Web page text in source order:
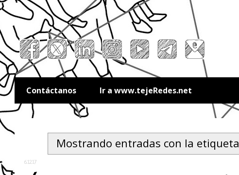
Contáctanos Ir a www.tejeRedes.net
Mostrando entradas con la etiqueta
6.12.17